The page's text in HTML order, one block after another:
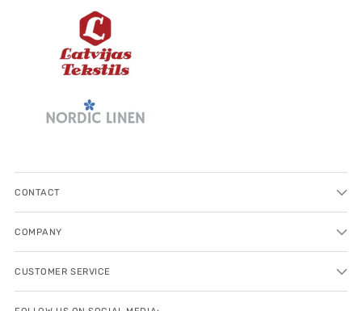
CONTACT
COMPANY
CUSTOMER SERVICE